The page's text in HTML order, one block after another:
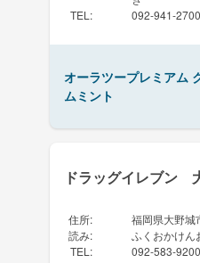
TEL : 092-941-2700
オーラツープレミアム
ムミント
ドラッグイレブン
住所:
福岡県大野城
読み:
ふくおかけん
TEL : 092-583-9200